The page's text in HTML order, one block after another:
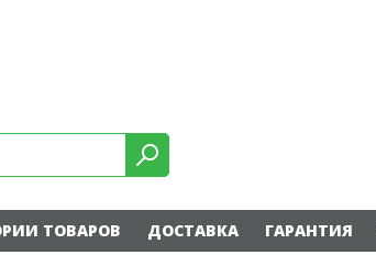
ТОВАРОВ ДОСТАВКА ГАРАНТИЯ